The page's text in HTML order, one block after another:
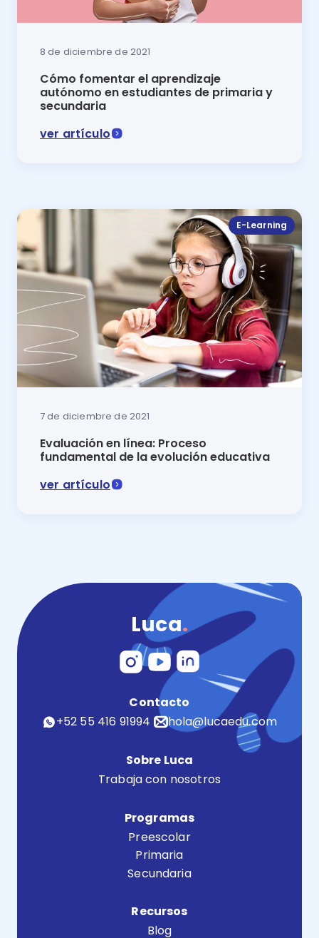
8 de diciembre de 2021
Cómo fomentar el aprendizaje
autónomo en estudiantes de primaria y
secundaria
ver artículo
E-Learning
7 de diciembre de 2021
Evaluación en línea: Proceso
fundamental de la evolución educativa
ver artículo
Luca.
Contacto
+52 55 416 91994
hola@lucaedu.com
Sobre Luca
Trabaja con nosotros
Programas
Preescolar
Primaria
Secundaria
Recursos
Blog